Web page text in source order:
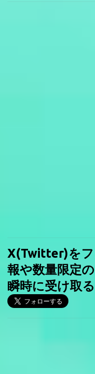
X(Twitter)をフ
報や数量限定
瞬時に受け取